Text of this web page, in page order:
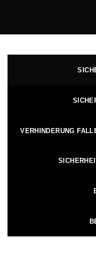
VERHINDERUNG